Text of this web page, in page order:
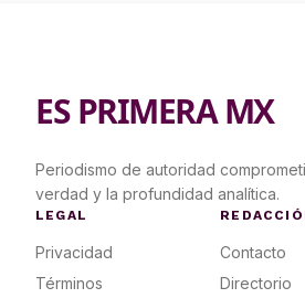
ES PRIMERA MX
Periodismo de autoridad
verdad y la profundidad analítica.
LEGAL
Privacidad
Términos
Contacto
Directorio